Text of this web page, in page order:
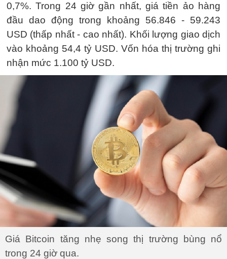
0,7%. Trong 24 giờ gần nhất, giá tiền ảo hàng
đầu dao động trong khoảng 56.846 - 59.243
USD (thấp nhất - cao nhất). Khối lượng giao dịch
vào khoảng 54,4 tỷ USD. Vốn hóa thị trường ghi
nhận mức 1.100 tỷ USD.
Giá Bitcoin tăng nhẹ song thị trường bùng nổ
trong 24 giờ qua.